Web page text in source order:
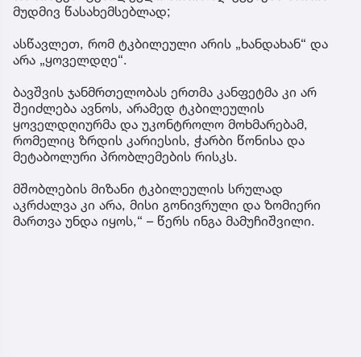
მუდმივ წასახემსებლად;
ასწავლეთ, რომ ტკბილეული არის „ხანდახან“ და
არა „ყოველდღე“.
ბავშვის ჯანმრთელობას ერთმა კანფეტმა კი არ
შეიძლება ავნოს, არამედ ტკბილეულის
ყოველდღიურმა და უკონტროლო მოხმარებამ,
რომელიც ზრდის კარიესის, ჭარბი წონისა და
მეტაბოლური პრობლემების რისკს.
მშობლების მიზანი ტკბილეულის სრულად
აკრძალვა კი არა, მისი გონივრული და ზომიერი
მართვა უნდა იყოს,“ – წერს ინგა მამუჩიშვილი.